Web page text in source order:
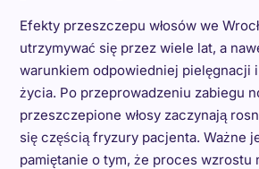
Efekty przeszczepu włosów we
utrzymywać się przez wiele lat, a
warunkiem odpowiedniej pielęgnacji
życia. Po przeprowadzeniu zabiegu
przeszczepione włosy zaczynają
się częścią fryzury pacjenta. Ważne
pamiętanie o tym, że proces wzrostu